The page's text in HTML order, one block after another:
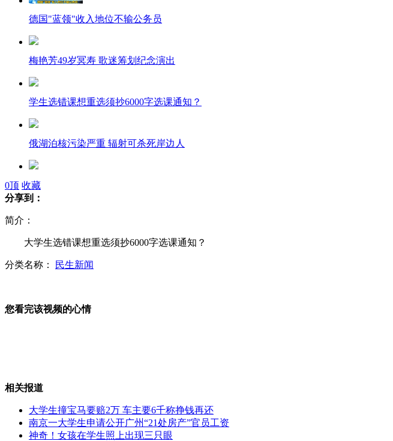
德国"蓝领"收入地位不输公务员
梅艳芳49岁冥寿 歌迷筹划纪念演出
学生选错课想重选须抄6000字选课通知？
俄湖泊核污染严重 辐射可杀死岸边人
实拍女子坐窗台蹭网 被误认跳楼
一所大学400“处座”不当官惭愧
女员工挪22万公款喂养流浪猫狗
餐厅小便池酷似女性红唇遭抗议
山西运城恶犬咬伤多人 警民合力深夜将其击毙
0顶 收藏
分享到：
简介：
大学生选错课想重选须抄6000字选课通知？
分类名称： 民生新闻
您看完该视频的心情
相关报道
大学生撞宝马要赔2万 车主要6千称挣钱再还
南京一大学生申请公开广州“21处房产”官员工资
神奇！女孩在学生照上出现三只眼